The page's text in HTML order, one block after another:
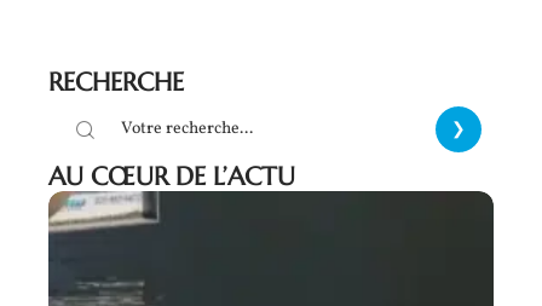
RECHERCHE
AU CŒUR DE L’ACTU